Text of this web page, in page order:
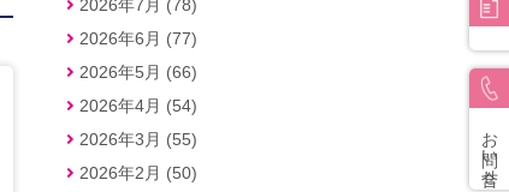
お問い合せ
2026年7月 (78)
2026年6月 (77)
2026年5月 (66)
2026年4月 (54)
2026年3月 (55)
2026年2月 (50)